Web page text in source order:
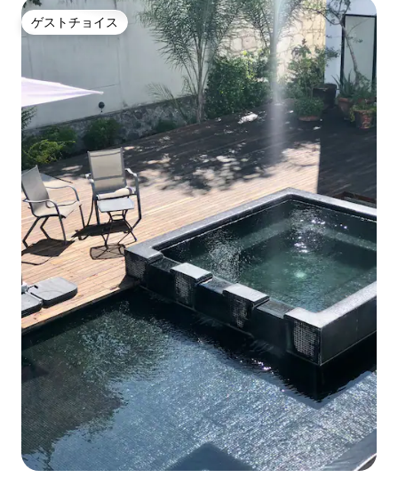
ゲストチョイス
ゲストチョイス